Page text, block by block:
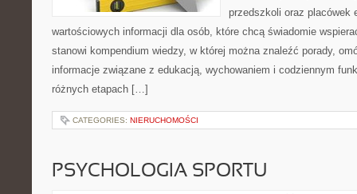
przedszkoli oraz placówek
wartościowych informacji dla osób, które chcą świadomie
stanowi kompendium wiedzy, w której można znaleźć porady,
informacje związane z edukacją, wychowaniem i codziennym
różnych etapach […]
CATEGORIES: NIERUCHOMOŚCI
PSYCHOLOGIA SPORTU